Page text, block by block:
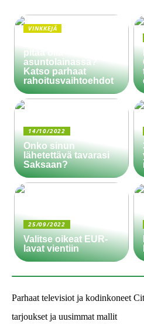
VINKKEJÄ
pitää olla
asuntolainassa?
Katso parhaat
rahoitusvaihtoehdot
14/10/2022
Onko sinun
lähetettävä tavarasi
Saksaan?
25/09/2022
Valitse oikeat EUR-
lavat vientiin
Parhaat televisiot ja kodinkoneet
tarjoukset ja uusimmat mallit